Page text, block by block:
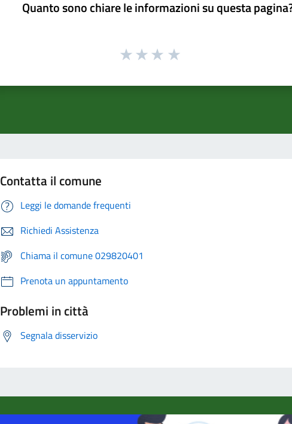
Quanto sono chiare le informazioni su questa
Contatta il comune
Leggi le domande frequenti
Richiedi Assistenza
Chiama il comune 029820401
Prenota un appuntamento
Problemi in città
Segnala disservizio